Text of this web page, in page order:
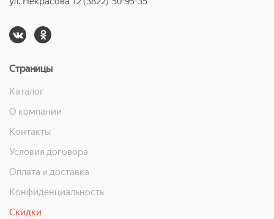
Страницы
Каталог
О компании
Контакты
Условия договора
Оплата и доставка
Конфиденциальность
Скидки